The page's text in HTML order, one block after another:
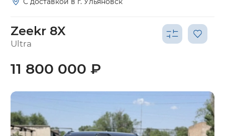
Zeekr 8X
Ultra
11 800 000 ₽